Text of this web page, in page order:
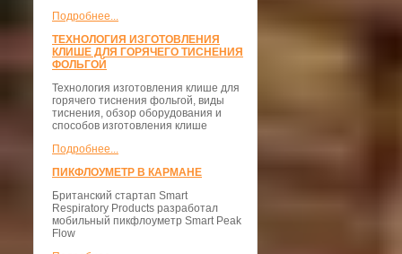
Подробнее...
ТЕХНОЛОГИЯ ИЗГОТОВЛЕНИЯ
КЛИШЕ ДЛЯ ГОРЯЧЕГО ТИСНЕНИЯ
ФОЛЬГОЙ
Технология изготовления клише для
горячего тиснения фольгой, виды
тиснения, обзор оборудования и
способов изготовления клише
Подробнее...
ПИКФЛОУМЕТР В КАРМАНЕ
Британский стартап Smart
Respiratory Products разработал
мобильный пикфлоуметр Smart Peak
Flow